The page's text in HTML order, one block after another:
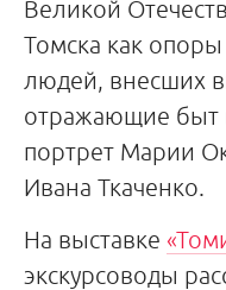
Великой
Томска как
людей, внесших
отражающие быт
портрет Марии
Ивана Ткаченко.
На выставке
экскурсоводы